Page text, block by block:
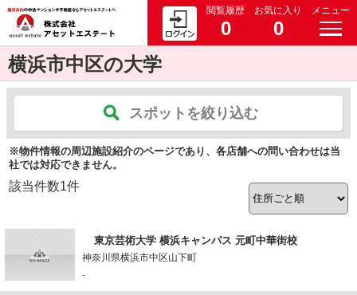
閲覧履歴
0
お気に入り
0
メニュー
横浜市中区の大学
スポットを絞り込む
※物件情報の周辺施設紹介のページであり、各店舗への問い合わせは当
社では対応できません。
該当件数1件
東京芸術大学 横浜キャンパス 元町中華街校
神奈川県横浜市中区山下町
-